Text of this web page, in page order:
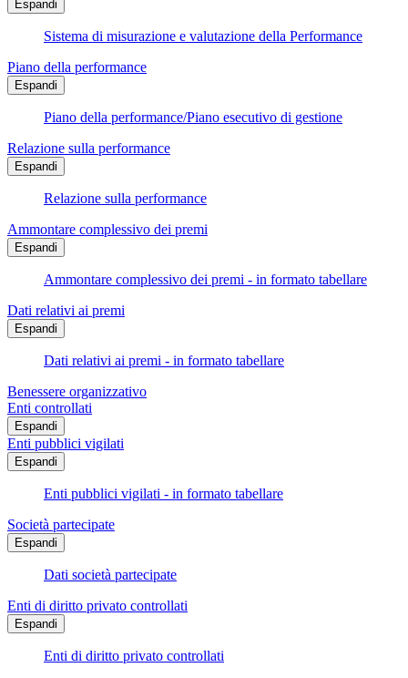
Espandi
Sistema di misurazione e valutazione della Performance
Piano della performance
Espandi
Piano della performance/Piano esecutivo di gestione
Relazione sulla performance
Espandi
Relazione sulla performance
Ammontare complessivo dei premi
Espandi
Ammontare complessivo dei premi - in formato tabellare
Dati relativi ai premi
Espandi
Dati relativi ai premi - in formato tabellare
Benessere organizzativo
Enti controllati
Espandi
Enti pubblici vigilati
Espandi
Enti pubblici vigilati - in formato tabellare
Società partecipate
Espandi
Dati società partecipate
Enti di diritto privato controllati
Espandi
Enti di diritto privato controllati